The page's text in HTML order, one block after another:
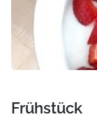
Frühstück